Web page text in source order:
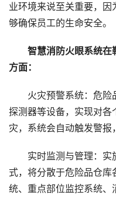
业环境来说至关重要，
够确保员工的生命安全。
智慧消防火眼系统在
方面：
火灾预警系统：危险
探测器等设备，实现对各
灾，系统会自动触发警报
实时监测与管理：实
式，将分散于危险品仓库
统、重点部位监控系统、